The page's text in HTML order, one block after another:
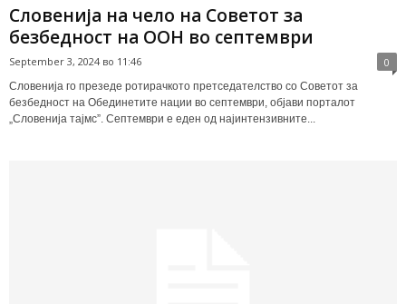
Словенија на чело на Советот за
безбедност на ООН во септември
September 3, 2024 во 11:46 0
Словенија го презеде ротирачкото претседателство со Советот за
безбедност на Обединетите нации во септември, објави порталот
„Словенија тајмс”. Септември е еден од најинтензивните...